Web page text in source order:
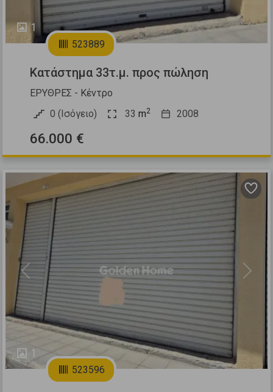
1
523889
Κατάστημα 33τ.μ. προς πώληση
ΕΡΥΘΡΕΣ - Κέντρο
0 (Ισόγειο)
33 m2 2008
66.000 €
1
Previous Next
523596